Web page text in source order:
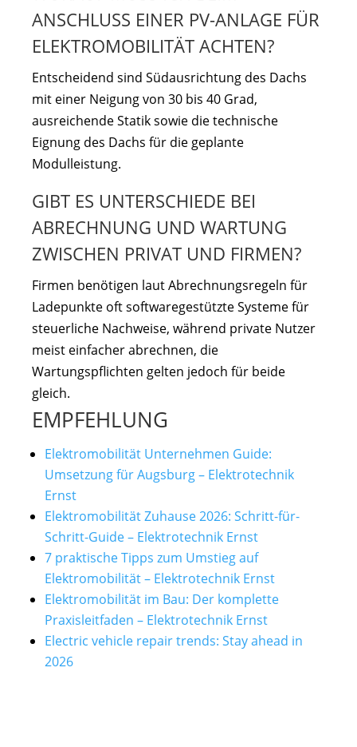
ANSCHLUSS EINER PV-ANLAGE FÜR
ELEKTROMOBILITÄT ACHTEN?
Entscheidend sind Südausrichtung des Dachs
mit einer Neigung von 30 bis 40 Grad,
ausreichende Statik sowie die technische
Eignung des Dachs für die geplante
Modulleistung.
GIBT ES UNTERSCHIEDE BEI
ABRECHNUNG UND WARTUNG
ZWISCHEN PRIVAT UND FIRMEN?
Firmen benötigen laut Abrechnungsregeln für
Ladepunkte oft softwaregestützte Systeme für
steuerliche Nachweise, während private Nutzer
meist einfacher abrechnen, die
Wartungspflichten gelten jedoch für beide
gleich.
EMPFEHLUNG
Elektromobilität Unternehmen Guide:
Umsetzung für Augsburg – Elektrotechnik
Ernst
Elektromobilität Zuhause 2026: Schritt-für-
Schritt-Guide – Elektrotechnik Ernst
7 praktische Tipps zum Umstieg auf
Elektromobilität – Elektrotechnik Ernst
Elektromobilität im Bau: Der komplette
Praxisleitfaden – Elektrotechnik Ernst
Electric vehicle repair trends: Stay ahead in
2026